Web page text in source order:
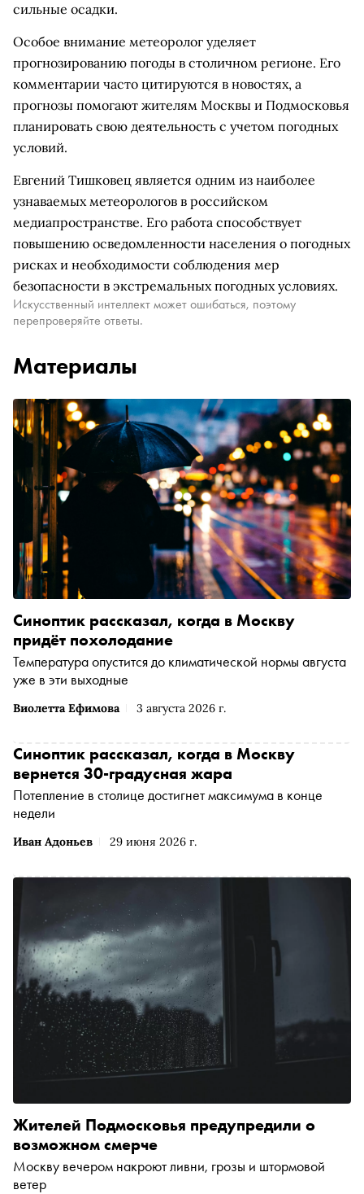
сильные осадки.
Особое внимание метеоролог уделяет
прогнозированию погоды в столичном регионе. Его
комментарии часто цитируются в новостях, а
прогнозы помогают жителям Москвы и Подмосковья
планировать свою деятельность с учетом погодных
условий.
Евгений Тишковец является одним из наиболее
узнаваемых метеорологов в российском
медиапространстве. Его работа способствует
повышению осведомленности населения о погодных
рисках и необходимости соблюдения мер
безопасности в экстремальных погодных условиях.
Искусственный интеллект может ошибаться, поэтому
перепроверяйте ответы.
Материалы
Виолетта Ефимова 3 августа 2026 г.
Синоптик рассказал, когда в Москву
придёт похолодание
Температура опустится до климатической нормы августа
уже в эти выходные
Иван Адоньев 29 июня 2026 г.
Синоптик рассказал, когда в Москву
вернется 30-градусная жара
Потепление в столице достигнет максимума в конце
недели
Жителей Подмосковья предупредили о
возможном смерче
Москву вечером накроют ливни, грозы и штормовой
ветер